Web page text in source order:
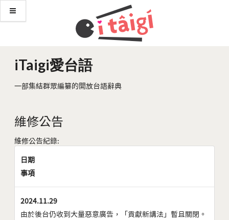
iTaigi愛台語
一部集結群眾編纂的開放台語辭典
維修公告
維修公告紀錄:
日期
事項
2024.11.29
由於後台仍收到大量惡意廣告，「貢獻新講法」暫且關閉。